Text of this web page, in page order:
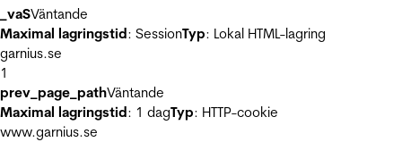
_vaSVäntande
Maximal lagringstid: SessionTyp: Lokal HTML-lagring
garnius.se
1
prev_page_pathVäntande
Maximal lagringstid: 1 dagTyp: HTTP-cookie
www.garnius.se